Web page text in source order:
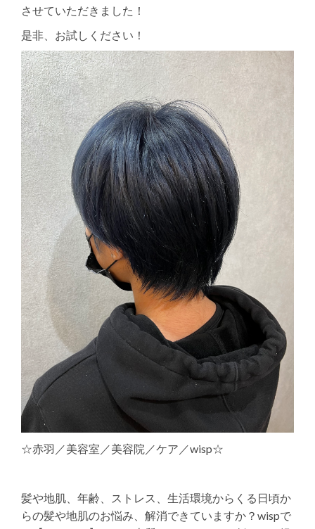
させていただきました！
是非、お試しください！
☆赤羽／美容室／美容院／ケア／wisp☆
髪や地肌、年齢、ストレス、生活環境からくる日頃か
らの髪や地肌のお悩み、解消できていますか？wispで